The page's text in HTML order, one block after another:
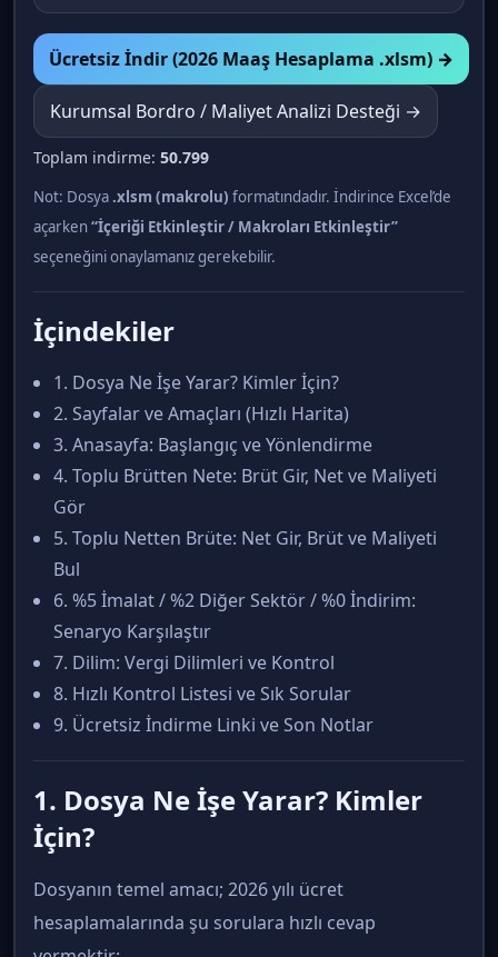
Ücretsiz İndir (2026 Maaş Hesaplama .xlsm) →
Kurumsal Bordro / Maliyet Analizi Desteği →
Toplam indirme: 50.799
Not: Dosya .xlsm (makrolu) formatındadır. İndirince Excel’de
açarken “İçeriği Etkinleştir / Makroları Etkinleştir”
seçeneğini onaylamanız gerekebilir.
İçindekiler
1. Dosya Ne İşe Yarar? Kimler İçin?
2. Sayfalar ve Amaçları (Hızlı Harita)
3. Anasayfa: Başlangıç ve Yönlendirme
4. Toplu Brütten Nete: Brüt Gir, Net ve Maliyeti
Gör
5. Toplu Netten Brüte: Net Gir, Brüt ve Maliyeti
Bul
6. %5 İmalat / %2 Diğer Sektör / %0 İndirim:
Senaryo Karşılaştır
7. Dilim: Vergi Dilimleri ve Kontrol
8. Hızlı Kontrol Listesi ve Sık Sorular
9. Ücretsiz İndirme Linki ve Son Notlar
1. Dosya Ne İşe Yarar? Kimler
İçin?
Dosyanın temel amacı; 2026 yılı ücret
hesaplamalarında şu sorulara hızlı cevap